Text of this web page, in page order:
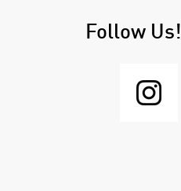
Follow Us!